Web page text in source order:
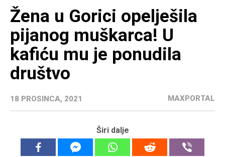
Žena u Gorici opelješila
pijanog muškarca! U
kafiću mu je ponudila
društvo
18 PROSINCA, 2021 MAXPORTAL
Širi dalje